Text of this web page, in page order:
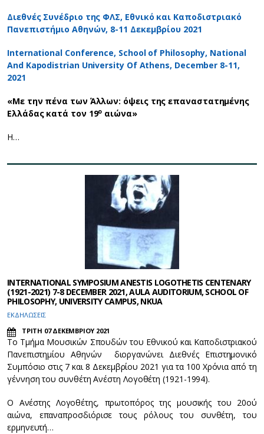
Διεθνές Συνέδριο της ΦΛΣ, Εθνικό και Καποδιστριακό
Πανεπιστήμιο Αθηνών, 8-11 Δεκεμβρίου 2021
International Conference, School of Philosophy, National
And Kapodistrian University Of Athens, December 8-11,
2021
«Με την πένα των Άλλων: όψεις της επαναστατημένης
Ελλάδας κατά τον 19ο αιώνα»
Η…
INTERNATIONAL SYMPOSIUM ANESTIS LOGOTHETIS CENTENARY
(1921-2021) 7-8 DECEMBER 2021, AULA AUDITORIUM, SCHOOL OF
PHILOSOPHY, UNIVERSITY CAMPUS, NKUA
ΕΚΔΗΛΩΣΕΙΣ
ΤΡΙΤΗ 07 ΔΕΚΕΜΒΡΙΟΥ 2021
Το Τμήμα Μουσικών Σπουδών του Εθνικού και Καποδιστριακού
Πανεπιστημίου Αθηνών διοργανώνει Διεθνές Eπιστημονικό
Συμπόσιο στις 7 και 8 Δεκεμβρίου 2021 για τα 100 Χρόνια από τη
γέννηση του συνθέτη Ανέστη Λογοθέτη (1921-1994).
Ο Ανέστης Λογοθέτης, πρωτοπόρος της μουσικής του 20ού
αιώνα, επαναπροσδιόρισε τους ρόλους του συνθέτη, του
ερμηνευτή…